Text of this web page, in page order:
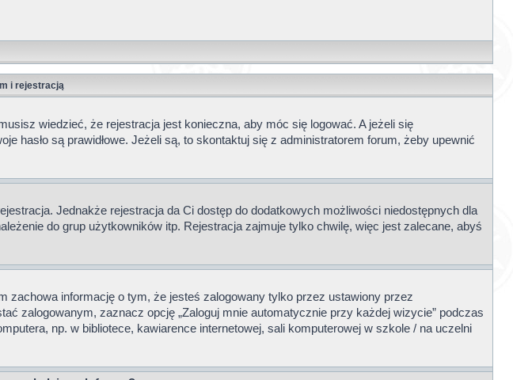
i rejestracją
wiedzieć, że rejestracja jest konieczna, aby móc się logować. A jeżeli się
hasło są prawidłowe. Jeżeli są, to skontaktuj się z administratorem forum, żeby upewnić
Jednakże rejestracja da Ci dostęp do dodatkowych możliwości niedostępnych dla
do grup użytkowników itp. Rejestracja zajmuje tylko chwilę, więc jest zalecane, abyś
zachowa informację o tym, że jesteś zalogowany tylko przez ustawiony przez
zalogowanym, zaznacz opcję „Zaloguj mnie automatycznie przy każdej wizycie” podczas
np. w bibliotece, kawiarence internetowej, sali komputerowej w szkole / na uczelni